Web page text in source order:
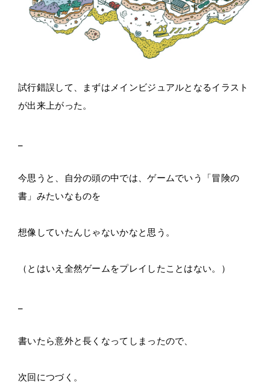
試行錯誤して、まずはメインビジュアルとなるイラスト
が出来上がった。
今思うと、自分の頭の中では、ゲームでいう「冒険の
書」みたいなものを
想像していたんじゃないかなと思う。
（とはいえ全然ゲームをプレイしたことはない。）
書いたら意外と長くなってしまったので、
次回につづく。